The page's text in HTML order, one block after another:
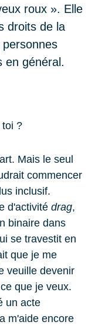
roux ». Elle
droits de la
en général.
toi ?
Mais le seul
commencer
inclusif.
d'activité drag,
binaire dans
se travestit en
que je me
veuille devenir
que je veux.
un acte
m'aide encore